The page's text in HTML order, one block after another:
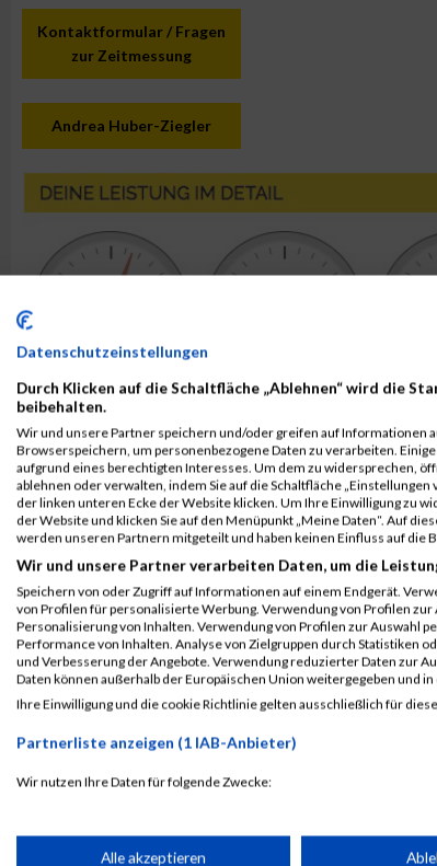
Kontaktformular / Fragen
zur Zeitmessung
Andrea Huber-Ziegler
ALBUM NEUNKIRCHNER FIRMENLAUF /
Datenschutzeinstellungen
Durch Klicken auf die Schaltfläche „Ablehnen“ wird die
beibehalten.
Wir und unsere Partner speichern und/oder greifen auf Informationen
Browserspeichern, um personenbezogene Daten zu verarbeiten.
aufgrund eines berechtigten Interesses. Um dem zu widersprechen,
ablehnen oder verwalten, indem Sie auf die Schaltfläche
der linken unteren Ecke der Website klicken. Um Ihre Einwilligung zu
der Website und klicken Sie auf den Menüpunkt „Meine Daten“. Auf
werden unseren Partnern mitgeteilt und haben keinen Einfluss auf die
Wir und unsere Partner verarbeiten Daten, um die
Speichern von oder Zugriff auf Informationen auf einem Endgerät.
von Profilen für personalisierte Werbung. Verwendung von Profilen
Personalisierung von Inhalten. Verwendung von Profilen zur Auswahl
Performance von Inhalten. Analyse von Zielgruppen durch Statistiken
und Verbesserung der Angebote. Verwendung reduzierter Daten zur
Daten können außerhalb der Europäischen Union weitergegeben und
Ihre Einwilligung und die cookie Richtlinie gelten ausschließlich für
Partnerliste anzeigen (1 IAB-Anbieter)
Wir nutzen Ihre Daten für folgende Zwecke:
Speichern von oder Zugriff auf Informationen auf einem
Alle akzeptieren